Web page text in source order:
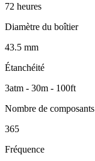
72 heures
Diamètre du boîtier
43.5 mm
Étanchéité
3atm - 30m - 100ft
Nombre de composants
365
Fréquence